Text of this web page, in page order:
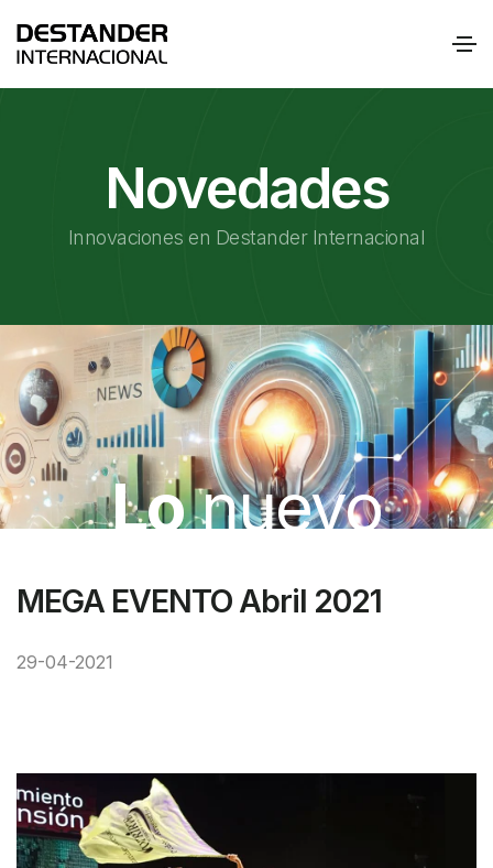
Novedades
Innovaciones en Destander Internacional
Lonuevo
MEGA EVENTO Abril 2021
29-04-2021